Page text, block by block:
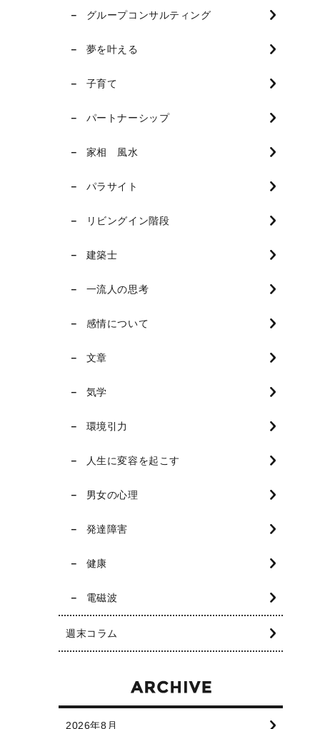
グループコンサルティング
夢を叶える
子育て
パートナーシップ
家相 風水
パラサイト
リビングイン階段
建築士
一流人の思考
感情について
文章
気学
環境引力
人生に変容を起こす
男女の心理
発達障害
健康
電磁波
週末コラム
2026年8月